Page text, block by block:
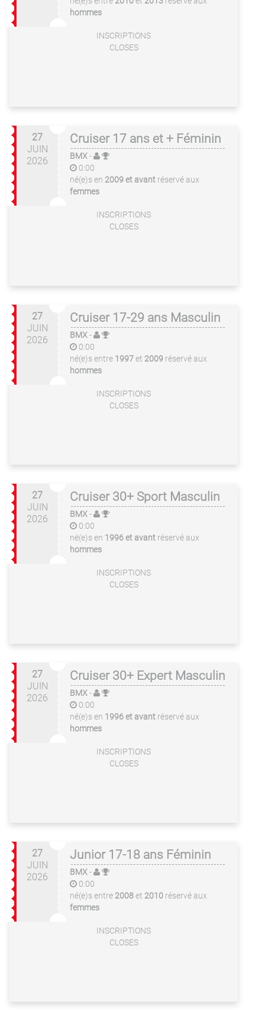
hommes
INSCRIPTIONS
CLOSES
27
JUIN
2026
Cruiser 17 ans et + Féminin
BMX-
0:00
né(e)s en 2009 et avant réservé aux
femmes
INSCRIPTIONS
CLOSES
27
JUIN
2026
Cruiser 17-29 ans Masculin
BMX-
0:00
né(e)s entre 1997et 2009 réservé aux
hommes
INSCRIPTIONS
CLOSES
27
JUIN
2026
Cruiser 30+ Sport Masculin
BMX-
0:00
né(e)s en 1996 et avant réservé aux
hommes
INSCRIPTIONS
CLOSES
27
JUIN
2026
Cruiser 30+ Expert Masculin
BMX-
0:00
né(e)s en 1996 et avant réservé aux
hommes
INSCRIPTIONS
CLOSES
27
JUIN
2026
Junior 17-18 ans Féminin
BMX-
0:00
né(e)s entre 2008et 2010 réservé aux
femmes
INSCRIPTIONS
CLOSES